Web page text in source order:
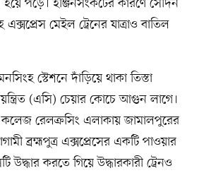
পড়ে। ইঞ্জিনসংকটের কারণে সেদিন
এক্সপ্রেস মেইল ট্রেনের যাত্রাও বাতিল
স্টেশনে দাঁড়িয়ে থাকা তিস্তা
(এসি) চেয়ার কোচে আগুন লাগে।
রেলক্রসিং এলাকায় জামালপুরের
ব্রহ্মপুত্র এক্সপ্রেসের একটি পাওয়ার
উদ্ধার করতে গিয়ে উদ্ধারকারী ট্রেনও